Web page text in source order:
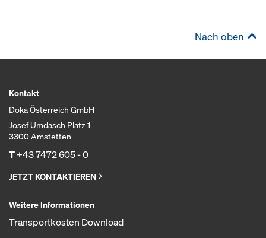
Nach oben
Kontakt
Doka Österreich GmbH
Josef Umdasch Platz 1
3300 Amstetten
T+43 7472 605 - 0
JETZT KONTAKTIEREN
Weitere Informationen
Transportkosten Download